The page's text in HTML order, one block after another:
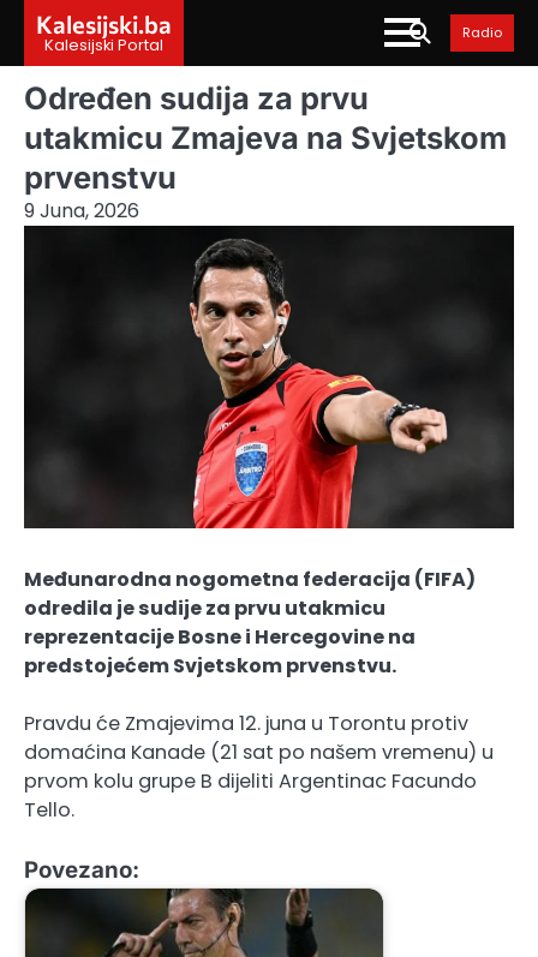
content
Kalesijski.ba
Kalesijski Portal
Radio
Određen sudija za prvu
utakmicu Zmajeva na Svjetskom
prvenstvu
9 Juna, 2026
Međunarodna nogometna federacija (FIFA)
odredila je sudije za prvu utakmicu
reprezentacije Bosne i Hercegovine na
predstojećem Svjetskom prvenstvu.
Pravdu će Zmajevima 12. juna u Torontu protiv
domaćina Kanade (21 sat po našem vremenu) u
prvom kolu grupe B dijeliti Argentinac Facundo
Tello.
Povezano: